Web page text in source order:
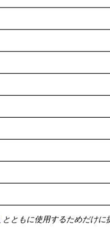
とともに使用するためだけに